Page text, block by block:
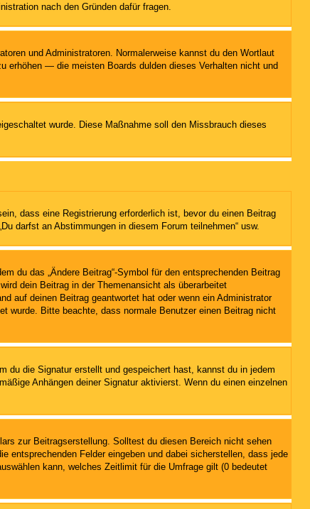
nach den Gründen dafür fragen.
und Administratoren. Normalerweise kannst du den Wortlaut
erhöhen — die meisten Boards dulden dieses Verhalten nicht und
wurde. Diese Maßnahme soll den Missbrauch dieses
dass eine Registrierung erforderlich ist, bevor du einen Beitrag
darfst an Abstimmungen in diesem Forum teilnehmen“ usw.
du das „Ändere Beitrag“-Symbol für den entsprechenden Beitrag
dein Beitrag in der Themenansicht als überarbeitet
auf deinen Beitrag geantwortet hat oder wenn ein Administrator
wurde. Bitte beachte, dass normale Benutzer einen Beitrag nicht
du die Signatur erstellt und gespeichert hast, kannst du in jedem
Anhängen deiner Signatur aktivierst. Wenn du einen einzelnen
zur Beitragserstellung. Solltest du diesen Bereich nicht sehen
entsprechenden Felder eingeben und dabei sicherstellen, dass jede
kann, welches Zeitlimit für die Umfrage gilt (0 bedeutet